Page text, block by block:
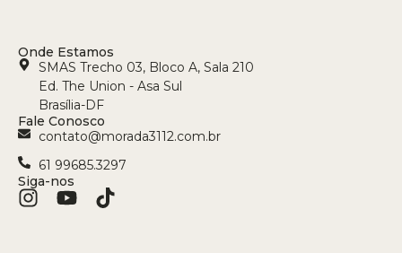
Onde Estamos
SMAS Trecho 03, Bloco A, Sala 210
Ed. The Union - Asa Sul
Brasília-DF
Fale Conosco
contato@morada3112.com.br
61 99685.3297
Siga-nos